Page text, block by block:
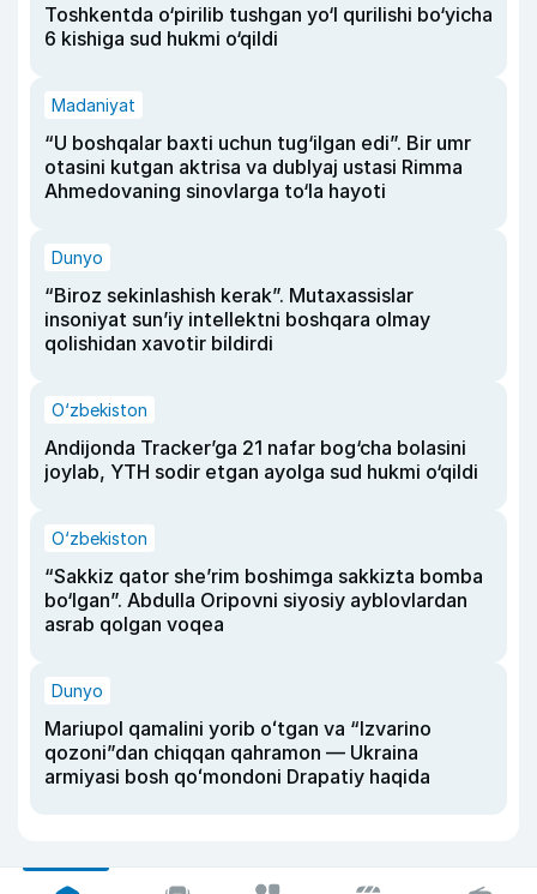
Toshkentda o‘pirilib tushgan yo‘l qurilishi bo‘yicha
6 kishiga sud hukmi o‘qildi
Madaniyat
“U boshqalar baxti uchun tug‘ilgan edi”. Bir umr
otasini kutgan aktrisa va dublyaj ustasi Rimma
Ahmedovaning sinovlarga to‘la hayoti
Dunyo
“Biroz sekinlashish kerak”. Mutaxassislar
insoniyat sun’iy intellektni boshqara olmay
qolishidan xavotir bildirdi
O‘zbekiston
Andijonda Tracker’ga 21 nafar bog‘cha bolasini
joylab, YTH sodir etgan ayolga sud hukmi o‘qildi
O‘zbekiston
“Sakkiz qator she’rim boshimga sakkizta bomba
bo‘lgan”. Abdulla Oripovni siyosiy ayblovlardan
asrab qolgan voqea
Dunyo
Mariupol qamalini yorib oʻtgan va “Izvarino
qozoni”dan chiqqan qahramon — Ukraina
armiyasi bosh qoʻmondoni Drapatiy haqida